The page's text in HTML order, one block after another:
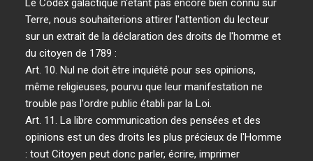
Le Codex galactique n'étant pas encore bien connu sur
Terre, nous souhaiterions attirer l'attention du lecteur
sur un extrait de la déclaration des droits de l'homme et
du citoyen de 1789 :
Art. 10. Nul ne doit être inquiété pour ses opinions,
même religieuses, pourvu que leur manifestation ne
trouble pas l'ordre public établi par la Loi.
Art. 11. La libre communication des pensées et des
opinions est un des droits les plus précieux de l'Homme
: tout Citoyen peut donc parler, écrire, imprimer